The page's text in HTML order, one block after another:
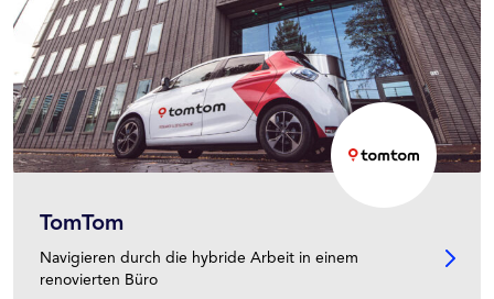
TomTom
Navigieren durch die hybride Arbeit in einem
renovierten Büro